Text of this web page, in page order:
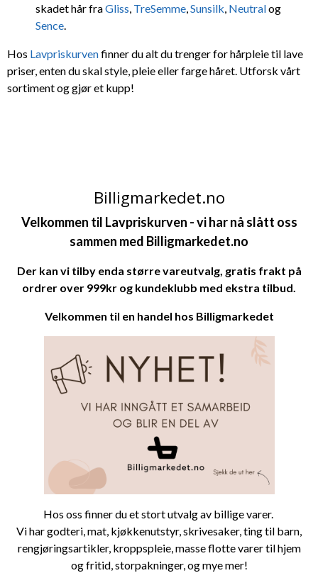
skadet hår fraGliss TreSemme Sunsilk Neutralog
Sence
Hos Lavpriskurvenfinner du alt du trenger for hårpleie til lave
priser, enten du skal style, pleie eller farge håret. Utforsk vårt
sortiment og gjør et kupp!
Billigmarkedet.no
Velkommen til Lavpriskurven - vi har nå slått oss
sammen med Billigmarkedet.no
Der kan vi tilby enda større vareutvalg, gratis frakt på
ordrer over 999kr og kundeklubb med ekstra tilbud.
Velkommen til en handel hos Billigmarkedet
Hos oss finner du et stort utvalg av billige varer.
Vi hargodteri,mat, kjøkkenutstyr,skrivesaker,ting til barn,
rengjøringsartikler, kroppspleie, masse flotte varer tilhjem
og fritid,storpakninger, og mye mer!